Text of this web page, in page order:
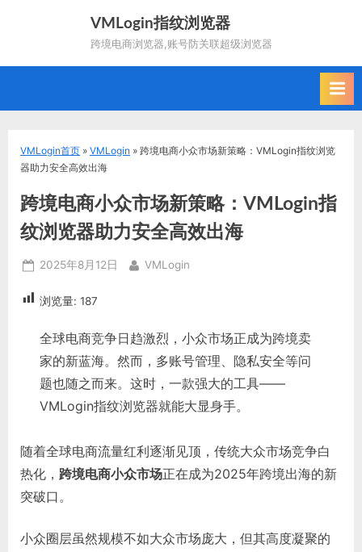
VMLogin指纹浏览器
跨境电商浏览器,账号防关联超级浏览器
VMLogin首页 » VMLogin » 跨境电商小众市场新策略：VMLogin指纹浏览
器助力安全高效出海
跨境电商小众市场新策略：VMLogin指
纹浏览器助力安全高效出海
Posted
2025年8月12日 By
VMLogin
浏览量: 187
全球电商竞争日趋激烈，小众市场正成为跨境卖
家的新蓝海。然而，多账号管理、隐私安全等问
题也随之而来。这时，一款强大的工具——
VMLogin指纹浏览器就能大显身手。
随着全球电商流量红利逐渐见顶，传统大众市场竞争白
热化， 跨境电商小众市场正在成为2025年跨境出海的新
突破口。
小众圈层虽然规模不如大众市场庞大，但其高度凝聚的